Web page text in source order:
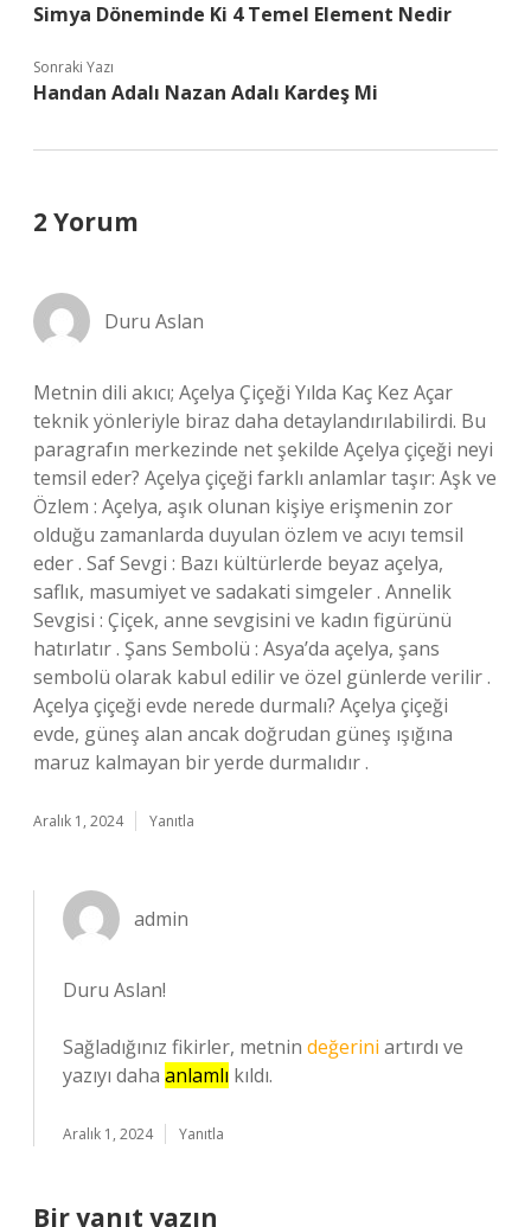
Simya Döneminde Ki 4 Temel Element Nedir
Sonraki Yazı
Handan Adalı Nazan Adalı Kardeş Mi
2 Yorum
Duru Aslan
Metnin dili akıcı; Açelya Çiçeği Yılda Kaç Kez Açar
teknik yönleriyle biraz daha detaylandırılabilirdi. Bu
paragrafın merkezinde net şekilde Açelya çiçeği neyi
temsil eder? Açelya çiçeği farklı anlamlar taşır: Aşk ve
Özlem : Açelya, aşık olunan kişiye erişmenin zor
olduğu zamanlarda duyulan özlem ve acıyı temsil
eder . Saf Sevgi : Bazı kültürlerde beyaz açelya,
saflık, masumiyet ve sadakati simgeler . Annelik
Sevgisi : Çiçek, anne sevgisini ve kadın figürünü
hatırlatır . Şans Sembolü : Asya’da açelya, şans
sembolü olarak kabul edilir ve özel günlerde verilir .
Açelya çiçeği evde nerede durmalı? Açelya çiçeği
evde, güneş alan ancak doğrudan güneş ışığına
maruz kalmayan bir yerde durmalıdır .
Aralık 1, 2024 Yanıtla
admin
Duru Aslan!
Sağladığınız fikirler, metnin değerini artırdı ve
yazıyı daha anlamlı kıldı.
Aralık 1, 2024 Yanıtla
Bir yanıt yazın